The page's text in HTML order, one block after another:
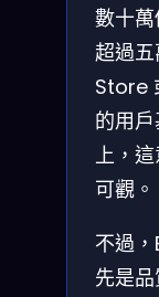
數十
超過
Store
的用
上，
可觀。
不過
先是